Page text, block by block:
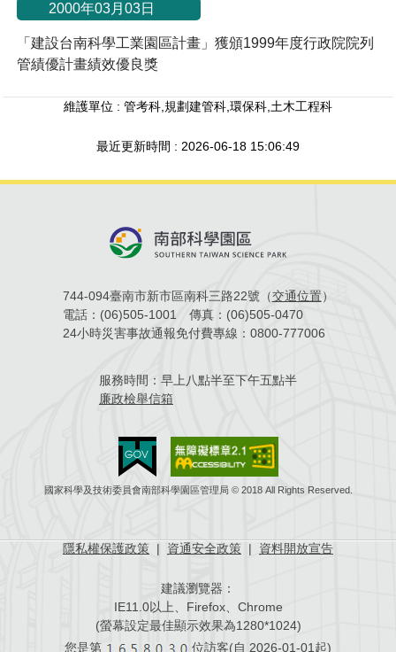
2000年03月03日
「建設台南科學工業園區計畫」獲頒1999年度行政院院列
管績優計畫績效優良獎
維護單位 : 管考科,規劃建管科,環保科,土木工程科
最近更新時間 : 2026-06-18 15:06:49
744-094臺南市新市區南科三路22號（交通位置）
電話： (06)505-1001 傳真： (06)505-0470
24小時災害事故通報免付費專線： 0800-777006
服務時間： 早上八點半至下午五點半
廉政檢舉信箱
國家科學及技術委員會南部科學園區管理局 © 2018 All Rights Reserved.
隱私權保護政策 | 資通安全政策 | 資料開放宣告
建議瀏覽器：
IE11.0以上、Firefox、Chrome
(螢幕設定最佳顯示效果為1280*1024)
您是第
位訪客(自 2026-01-01起)